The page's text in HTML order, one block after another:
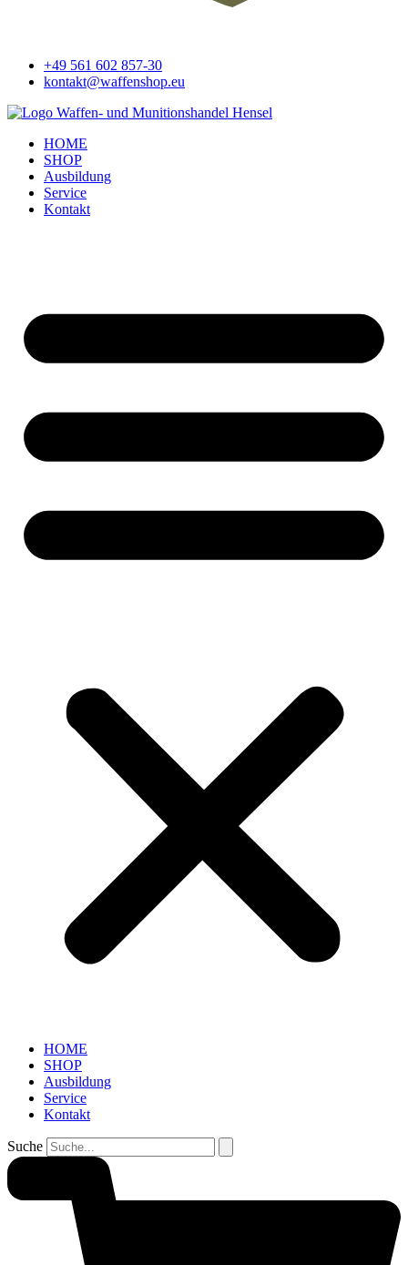
+49 561 602 857-30
kontakt@waffenshop.eu
HOME
SHOP
Ausbildung
Service
Kontakt
HOME
SHOP
Ausbildung
Service
Kontakt
Suche